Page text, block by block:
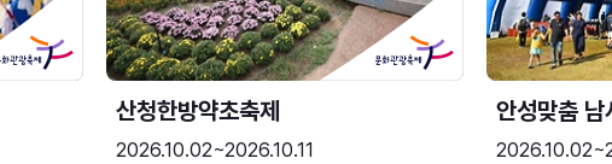
산청한방약초축제
2026.10.02~2026.10.11
안성맞춤 남